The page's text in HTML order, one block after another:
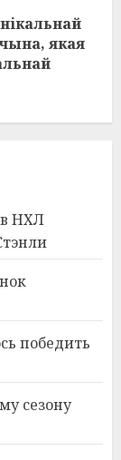
якая
НХЛ
победить
сезону